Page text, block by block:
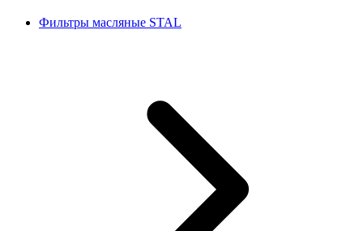
Фильтры масляные STAL